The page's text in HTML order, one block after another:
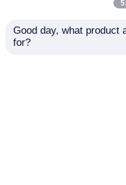
Good day, what product
for?